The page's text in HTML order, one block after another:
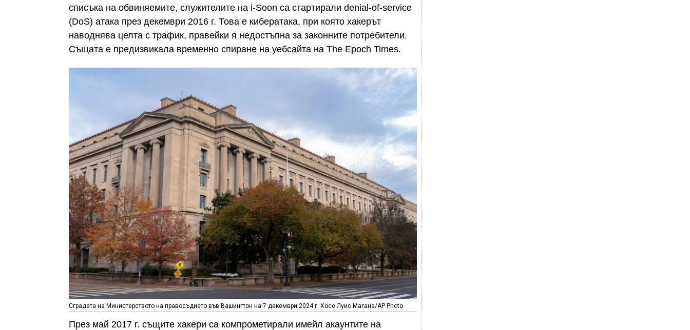
списъка на обвиняемите, служителите на i-Soon са стартирали denial-of-service
(DoS) атака през декември 2016 г. Това е кибератака, при която хакерът
наводнява целта с трафик, правейки я недостъпна за законните потребители.
Същата е предизвикала временно спиране на уебсайта на The Epoch Times.
Сградата на Министерството на правосъдието във Вашингтон на 7 декември 2024 г. Хосе Луис Магана/AP Photo
През май 2017 г. същите хакери са компрометирали имейл акаунтите на